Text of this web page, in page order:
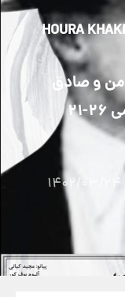
HOURA
و صادق
خان هدایت” گالری انتظامی 26-21
1402/03/24